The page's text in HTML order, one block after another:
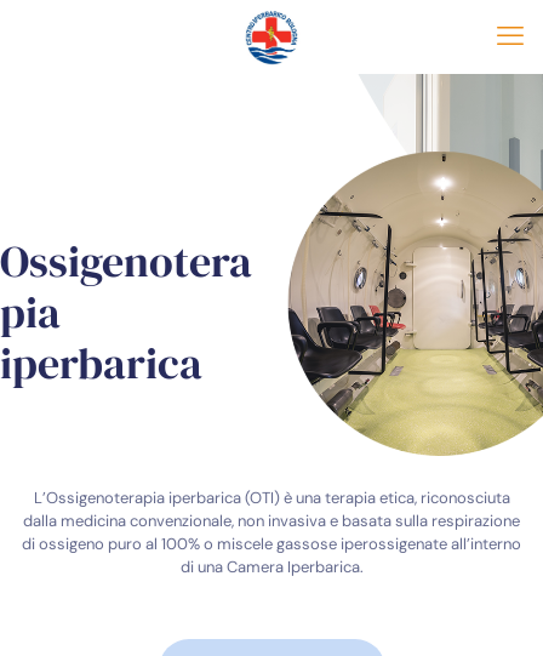
Ossigenotera
pia
iperbarica
L’Ossigenoterapia iperbarica (OTI) è una terapia etica, riconosciuta
dalla medicina convenzionale, non invasiva e basata sulla respirazione
di ossigeno puro al 100% o miscele gassose iperossigenate all’interno
di una Camera Iperbarica.